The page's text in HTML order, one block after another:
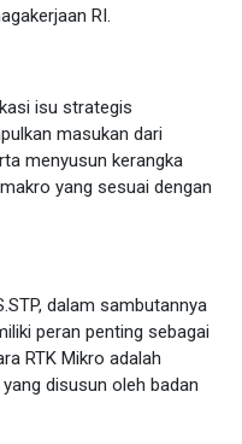
RI.
isu strategis
masukan dari
menyusun kerangka
yang sesuai dengan
dalam sambutannya
peran penting sebagai
RTK Mikro adalah
disusun oleh badan